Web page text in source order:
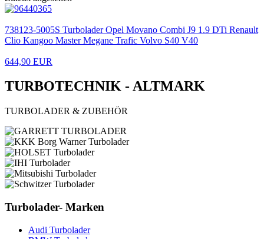
738123-5005S Turbolader Opel Movano Combi J9 1.9 DTi Renault
Clio Kangoo Master Megane Trafic Volvo S40 V40
644,90 EUR
TURBOTECHNIK - ALTMARK
TURBOLADER & ZUBEHÖR
Turbolader- Marken
Audi Turbolader